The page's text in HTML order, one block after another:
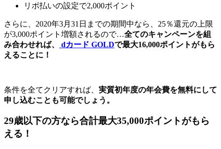
リボ払いの設定で2,000ポイント
さらに、2020年3月31日までの期間中なら、25％還元の上限
が3,000ポイント増額されるので…全てのキャンペーンを組
み合わせれば、
dカード GOLDで最大16,000ポイントがもら
えることに！
条件を全てクリアすれば、 実質初年度の年会費を無料にして
申し込むことも可能でしょう。
29歳以下の方なら合計最大35,000ポイントがもら
える！